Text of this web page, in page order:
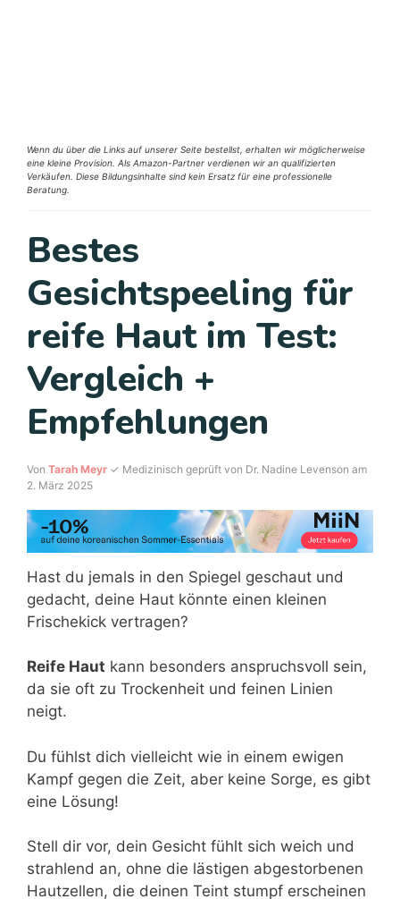
Wenn du über die Links auf unserer Seite bestellst, erhalten wir möglicherweise
eine kleine Provision. Als Amazon-Partner verdienen wir an qualifizierten
Verkäufen. Diese Bildungsinhalte sind kein Ersatz für eine professionelle
Beratung.
Bestes
Gesichtspeeling für
reife Haut im Test:
Vergleich +
Empfehlungen
Von Tarah Meyr ✓ Medizinisch geprüft von Dr. Nadine Levenson am
2. März 2025
Hast du jemals in den Spiegel geschaut und
gedacht, deine Haut könnte einen kleinen
Frischekick vertragen?
Reife Haut kann besonders anspruchsvoll sein,
da sie oft zu Trockenheit und feinen Linien
neigt.
Du fühlst dich vielleicht wie in einem ewigen
Kampf gegen die Zeit, aber keine Sorge, es gibt
eine Lösung!
Stell dir vor, dein Gesicht fühlt sich weich und
strahlend an, ohne die lästigen abgestorbenen
Hautzellen, die deinen Teint stumpf erscheinen